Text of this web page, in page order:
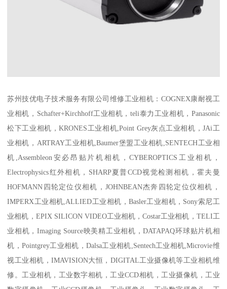
苏州技优电子技术服务有限公司维修工业相机：COGNEX康耐视工
业相机，Schafter+Kirchhoff工业相机，teli泰力工业相机，Panasonic
松下工业相机，KRONES工业相机,Point Grey灰点工业相机，JAi工
业相机，ARTRAY工业相机,Baumer堡盟工业相机,SENTECH工业相
机,Assembleon安必昂贴片机相机，CYBEROPTICS工业相机，
Electrophysics红外相机，SHARP夏普CCD视觉检测相机，霍夫曼
HOFMANN四轮定位仪相机，JOHNBEAN杰奔四轮定位仪相机，
IMPERX工业相机,ALLIED工业相机，Basler工业相机，Sony索尼工
业相机，EPIX SILICON VIDEO工业相机，Costar工业相机，TELI工
业相机，Imaging Source映美精工业相机，DATAPAQ环球贴片机相
机，Pointgrey工业相机，Dalsa工业相机,Sentech工业相机,Microvie维
视工业相机，IMAVISION大恒，DIGITAL工业摄像机等工业相机维
修。工业相机，工业数字相机，工业CCD相机，工业摄像机，工业